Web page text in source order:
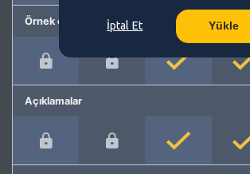
Örnek cümleler
Açıklamalar
İptal Et Yükle